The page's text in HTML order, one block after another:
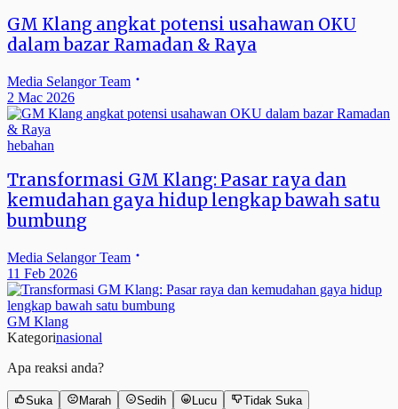
GM Klang angkat potensi usahawan OKU
dalam bazar Ramadan & Raya
Media Selangor Team
2 Mac 2026
hebahan
Transformasi GM Klang: Pasar raya dan
kemudahan gaya hidup lengkap bawah satu
bumbung
Media Selangor Team
11 Feb 2026
GM Klang
Kategorinasional
Apa reaksi anda?
Suka Marah Sedih Lucu Tidak Suka